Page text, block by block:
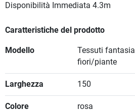
Disponibilità Immediata 4.3m
Caratteristiche del prodotto
Modello
Tessuti fantasia
fiori/piante
Larghezza 150
Colore
rosa